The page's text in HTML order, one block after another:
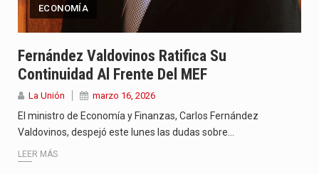
Hace casi dos meses que Rivas dejó el Senado y,…
ECONOMÍA
Fernández Valdovinos Ratifica Su
Continuidad Al Frente Del MEF
La Unión marzo 16, 2026
El ministro de Economía y Finanzas, Carlos Fernández
Valdovinos, despejó este lunes las dudas sobre…
LEER MÁS